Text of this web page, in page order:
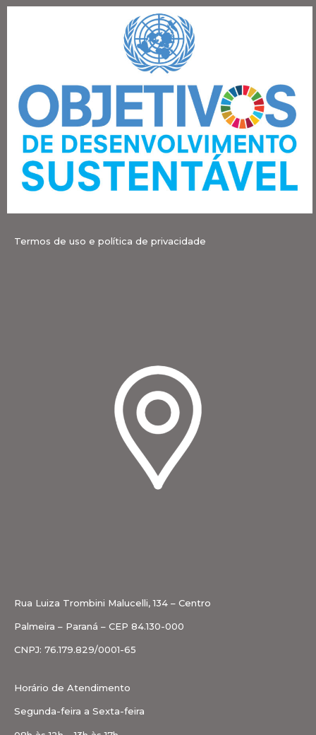
Termos de uso e política de privacidade
Rua Luiza Trombini Malucelli, 134 – Centro
Palmeira – Paraná – CEP 84.130-000
CNPJ: 76.179.829/0001-65
Horário de Atendimento
Segunda-feira a Sexta-feira